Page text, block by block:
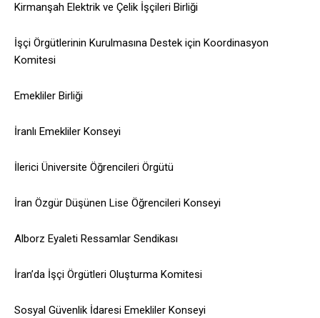
Kirmanşah Elektrik ve Çelik İşçileri Birliği
İşçi Örgütlerinin Kurulmasına Destek için Koordinasyon
Komitesi
Emekliler Birliği
İranlı Emekliler Konseyi
İlerici Üniversite Öğrencileri Örgütü
İran Özgür Düşünen Lise Öğrencileri Konseyi
Alborz Eyaleti Ressamlar Sendikası
İran’da İşçi Örgütleri Oluşturma Komitesi
Sosyal Güvenlik İdaresi Emekliler Konseyi